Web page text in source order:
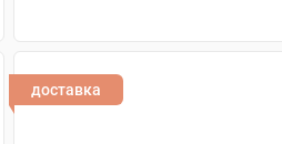
доставка